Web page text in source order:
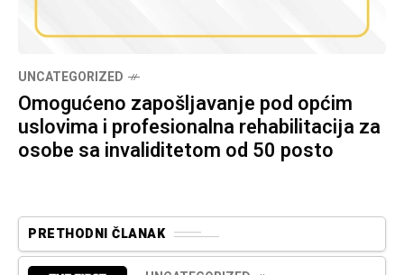
UNCATEGORIZED
Omogućeno zapošljavanje pod općim
uslovima i profesionalna rehabilitacija za
osobe sa invaliditetom od 50 posto
PRETHODNI ČLANAK